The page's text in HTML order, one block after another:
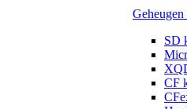
Geheugen
SD
CF